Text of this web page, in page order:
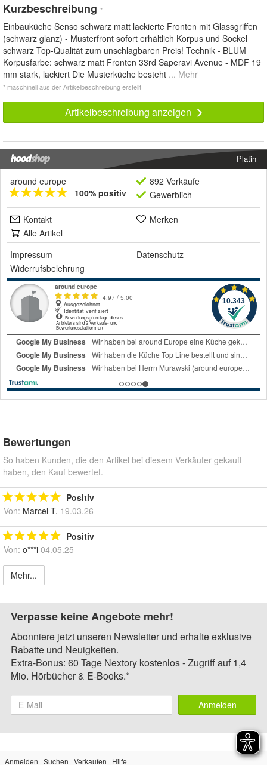
Kurzbeschreibung *
Einbauküche Senso schwarz matt lackierte Fronten mit Glassgriffen
(schwarz glanz) - Musterfront sofort erhältlich Korpus und Sockel
schwarz Top-Qualität zum unschlagbaren Preis! Technik - BLUM
Korpusfarbe: schwarz matt Fronten 33rd Saperavi Avenue - MDF 19
mm stark, lackiert Die Musterküche besteht ... Mehr
* maschinell aus der Artikelbeschreibung erstellt
Artikelbeschreibung anzeigen
Platin
around europe
100% positiv
892 Verkäufe
Gewerblich
Kontakt
Merken
Alle Artikel
Impressum
Datenschutz
Widerrufsbelehrung
Bewertungen
So haben Kunden, die den Artikel bei diesem Verkäufer gekauft
haben, den Kauf bewertet.
Positiv
Von: Marcel T. 19.03.26
Positiv
Von: o***i 04.05.25
Mehr...
Verpasse keine Angebote mehr!
Abonniere jetzt unseren Newsletter und erhalte exklusive
Rabatte und Neuigkeiten.
Extra-Bonus: 60 Tage Nextory kostenlos - Zugriff auf 1,4
Mio. Hörbücher & E-Books.*
Anmelden
Anmelden Suchen Verkaufen Hilfe